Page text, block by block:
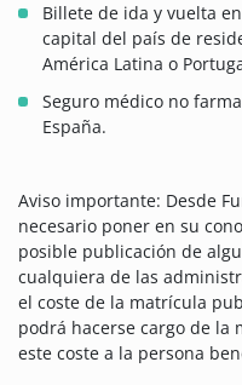
Billete de ida y vuelta
capital del país de
América Latina o
Seguro médico no
España.
Aviso importante: Desde
necesario poner en su
posible publicación de
cualquiera de las
el coste de la matrícula
podrá hacerse cargo de la
este coste a la persona